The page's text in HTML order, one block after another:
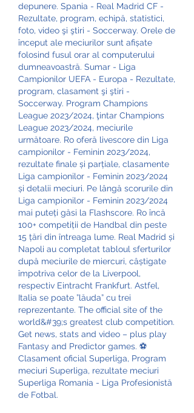
depunere. Spania - Real Madrid CF -
Rezultate, program, echipă, statistici,
foto, video şi ştiri - Soccerway. Orele de
început ale meciurilor sunt afișate
folosind fusul orar al computerului
dumneavoastră. Sumar - Liga
Campionilor UEFA - Europa - Rezultate,
program, clasament şi ştiri -
Soccerway. Program Champions
League 2023/2024, ţintar Champions
League 2023/2024, meciurile
următoare. Ro oferă livescore din Liga
campionilor - Feminin 2023/2024,
rezultate finale și parțiale, clasamente
Liga campionilor - Feminin 2023/2024
și detalii meciuri. Pe lângă scorurile din
Liga campionilor - Feminin 2023/2024
mai puteți găsi la Flashscore. Ro încă
100+ competiții de Handbal din peste
15 țări din întreaga lume. Real Madrid și
Napoli au completat tabloul sferturilor
după meciurile de miercuri, câștigate
împotriva celor de la Liverpool,
respectiv Eintracht Frankfurt. Astfel,
Italia se poate ”lăuda” cu trei
reprezentante. The official site of the
world&#39;s greatest club competition.
Get news, stats and video – plus play
Fantasy and Predictor games. ⚽
Clasament oficial Superliga, Program
meciuri Superliga, rezultate meciuri
Superliga Romania - Liga Profesionistă
de Fotbal.